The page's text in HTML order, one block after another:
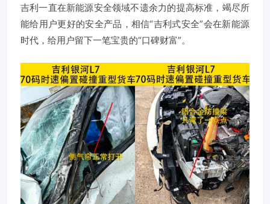
吉利一直在新能源安全领域不遗余力的提高标准，竭尽所
能给用户更好的安全产品，相信“吉利式安全”会在新能源
时代，给用户留下一笔宝贵的“口碑财富”。